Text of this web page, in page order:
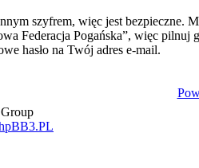
szyfrem, więc jest
Federacja Pogańska”, więc pilnuj
hasło na Twój adres e-mail.